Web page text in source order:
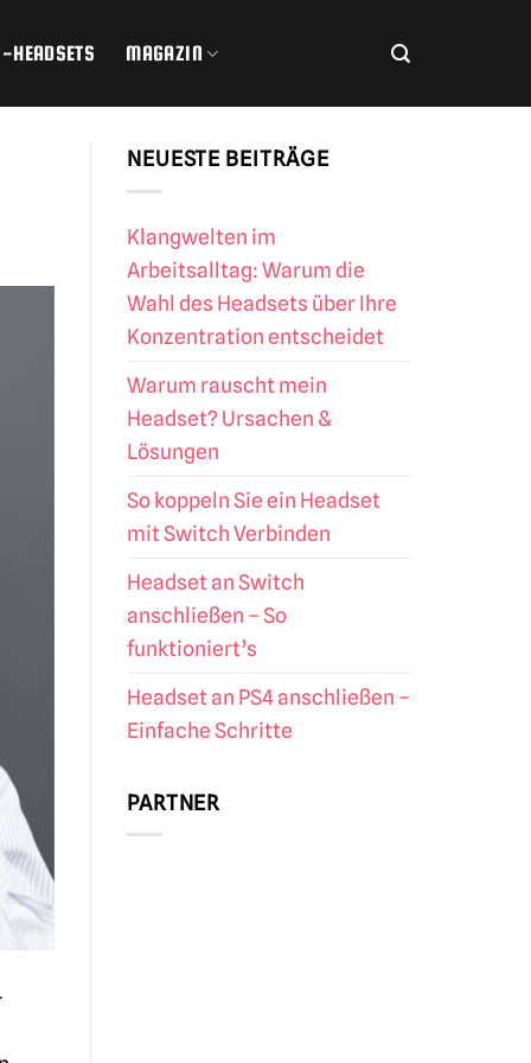
HEADSETS MAGAZIN
NEUESTE BEITRÄGE
Klangwelten im
Arbeitsalltag: Warum die
Wahl des Headsets über Ihre
Konzentration entscheidet
Warum rauscht mein
Headset? Ursachen &
Lösungen
So koppeln Sie ein Headset
mit Switch Verbinden
Headset an Switch
anschließen – So
funktioniert’s
Headset an PS4 anschließen –
Einfache Schritte
PARTNER